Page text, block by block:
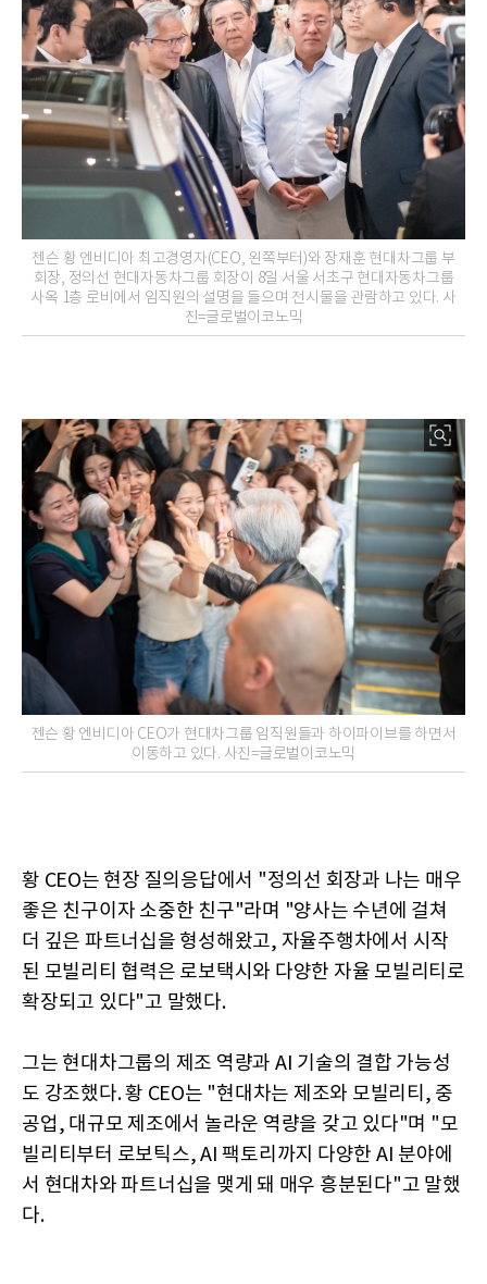
젠슨 황 엔비디아 최고경영자(CEO, 왼쪽부터)와 장재훈 현대차그룹 부
회장, 정의선 현대자동차그룹 회장이 8일 서울 서초구 현대자동차그룹
사옥 1층 로비에서 임직원의 설명을 들으며 전시물을 관람하고 있다. 사
진=글로벌이코노믹
젠슨 황 엔비디아 CEO가 현대차그룹 임직원들과 하이파이브를 하면서
이동하고 있다. 사진=글로벌이코노믹
황 CEO는 현장 질의응답에서 "정의선 회장과 나는 매우
좋은 친구이자 소중한 친구"라며 "양사는 수년에 걸쳐
더 깊은 파트너십을 형성해왔고, 자율주행차에서 시작
된 모빌리티 협력은 로보택시와 다양한 자율 모빌리티로
확장되고 있다"고 말했다.
그는 현대차그룹의 제조 역량과 AI 기술의 결합 가능성
도 강조했다. 황 CEO는 "현대차는 제조와 모빌리티, 중
공업, 대규모 제조에서 놀라운 역량을 갖고 있다"며 "모
빌리티부터 로보틱스, AI 팩토리까지 다양한 AI 분야에
서 현대차와 파트너십을 맺게 돼 매우 흥분된다"고 말했
다.